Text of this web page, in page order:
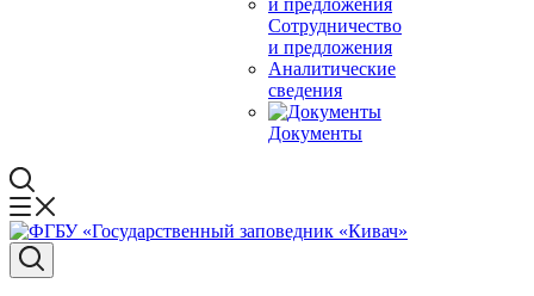
Сотрудничество
и предложения
Аналитические
сведения
Документы